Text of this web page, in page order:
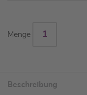
Menge
Beschreibung